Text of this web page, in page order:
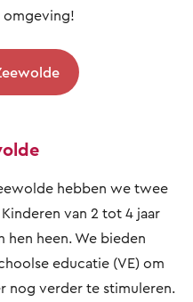
omgeving!
hebben we twee
van 2 tot 4 jaar
heen. We bieden
educatie (VE) om
nog verder te stimuleren.